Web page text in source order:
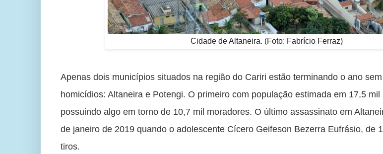
Cidade de Altaneira. (Foto: Fabrício Ferraz)
Apenas dois municípios situados na região do Cariri estão terminando o ano
homicídios: Altaneira e Potengi. O primeiro com população estimada em 17,5
possuindo algo em torno de 10,7 mil moradores. O último assassinato em
de janeiro de 2019 quando o adolescente Cícero Geifeson Bezerra Eufrásio, de
tiros.